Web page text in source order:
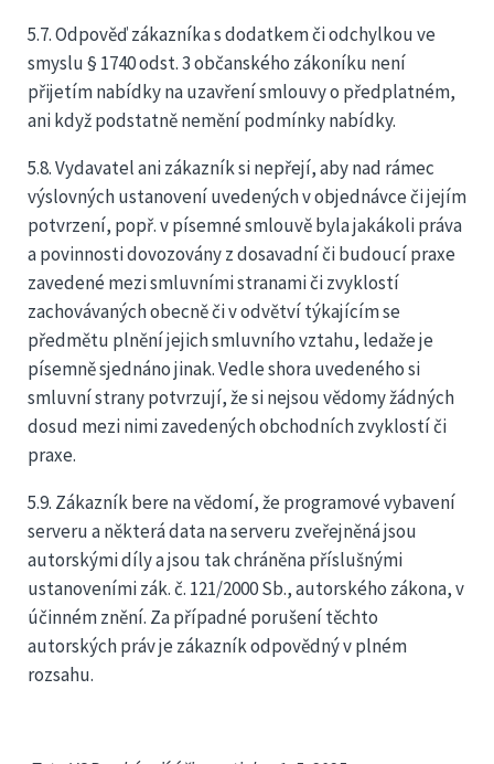
5.7. Odpověď zákazníka s dodatkem či odchylkou ve
smyslu § 1740 odst. 3 občanského zákoníku není
přijetím nabídky na uzavření smlouvy o předplatném,
ani když podstatně nemění podmínky nabídky.
5.8. Vydavatel ani zákazník si nepřejí, aby nad rámec
výslovných ustanovení uvedených v objednávce či jejím
potvrzení, popř. v písemné smlouvě byla jakákoli práva
a povinnosti dovozovány z dosavadní či budoucí praxe
zavedené mezi smluvními stranami či zvyklostí
zachovávaných obecně či v odvětví týkajícím se
předmětu plnění jejich smluvního vztahu, ledaže je
písemně sjednáno jinak. Vedle shora uvedeného si
smluvní strany potvrzují, že si nejsou vědomy žádných
dosud mezi nimi zavedených obchodních zvyklostí či
praxe.
5.9. Zákazník bere na vědomí, že programové vybavení
serveru a některá data na serveru zveřejněná jsou
autorskými díly a jsou tak chráněna příslušnými
ustanoveními zák. č. 121/2000 Sb., autorského zákona, v
účinném znění. Za případné porušení těchto
autorských práv je zákazník odpovědný v plném
rozsahu.